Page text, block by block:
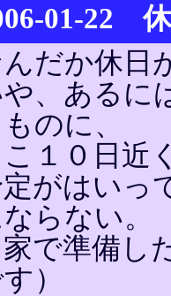
01-22
だか休日
、あるに
のに、
こ１０日近
がはいっ
らない。
家で準備
）